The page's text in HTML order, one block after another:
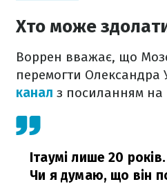
Хто може
Воррен вважає, що
перемогти Олександра
канал з посиланням на
Ітаумі лише 20
Чи я думаю, що він